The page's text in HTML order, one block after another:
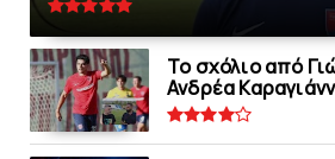
Το σχόλιο από
Ανδρέα